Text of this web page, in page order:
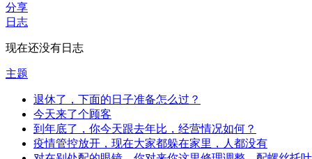
分享
日志
现在还没有日志
主题
退休了，下面的日子准备怎么过？
今天来了个顾客
到年底了，你今天跟去年比，经营情况如何？
疫情管控放开，现在大家都躲在家里，人都没有